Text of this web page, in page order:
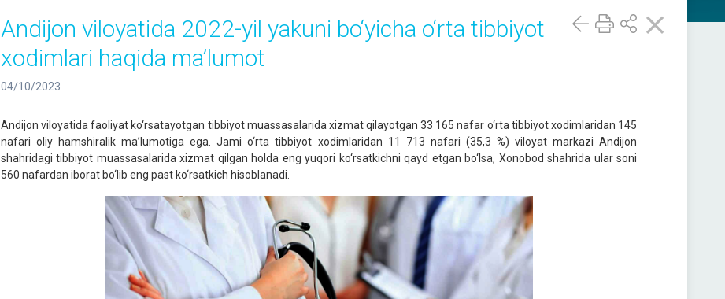
Andijon viloyatida 2022-yil yakuni bo‘yicha o‘rta tibbiyot
xodimlari haqida ma’lumot
04/10/2023
Andijon viloyatida faoliyat ko‘rsatayotgan tibbiyot muassasalarida xizmat qilayotgan 33 165 nafar o‘rta tibbiyot xodimlaridan 145
nafari oliy hamshiralik ma’lumotiga ega. Jami o‘rta tibbiyot xodimlaridan 11 713 nafari (35,3 %) viloyat markazi Andijon
shahridagi tibbiyot muassasalarida xizmat qilgan holda eng yuqori ko‘rsatkichni qayd etgan bo‘lsa, Xonobod shahrida ular soni
560 nafardan iborat bo‘lib eng past ko‘rsatkich hisoblanadi.